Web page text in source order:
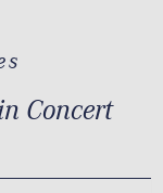
Concert